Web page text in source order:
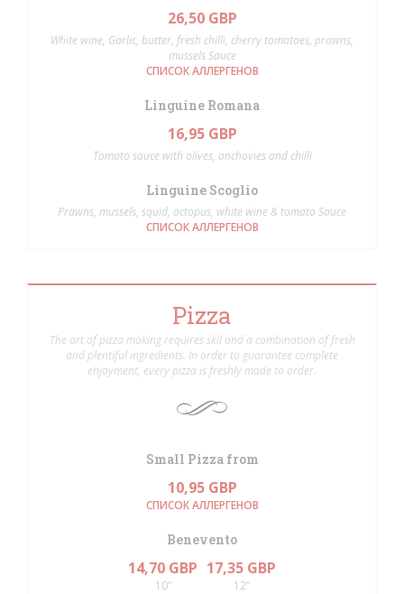
26,50 GBP
White wine, Garlic, butter, fresh chilli, cherry tomatoes, prawns,
mussels Sauce
СПИСОК АЛЛЕРГЕНОВ
Linguine Romana
16,95 GBP
Tomato sauce with olives, anchovies and chilli
Linguine Scoglio
Prawns, mussels, squid, octopus, white wine & tomato Sauce
СПИСОК АЛЛЕРГЕНОВ
Pizza
The art of pizza making requires skil and a combination of fresh
and plentiful ingredients. In order to guarantee complete
enjoyment, every pizza is freshly made to order.
Small Pizza from
10,95 GBP
СПИСОК АЛЛЕРГЕНОВ
Benevento
14,70 GBP
10”
17,35 GBP
12’’